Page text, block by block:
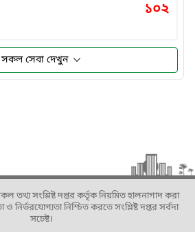
১০২
সকল সেবা দেখুন
তথ্য সংশ্লিষ্ট দপ্তর কর্তৃক নিয়মিত হালনাগাদ করা
ও নির্ভরযোগ্যতা নিশ্চিত করতে সংশ্লিষ্ট দপ্তর সর্বদা
সচেষ্ট।